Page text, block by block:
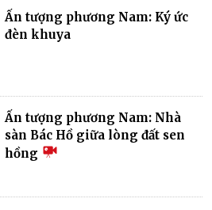
Ấn tượng phương Nam: Ký ức
đèn khuya
Ấn tượng phương Nam: Nhà
sàn Bác Hồ giữa lòng đất sen
hồng